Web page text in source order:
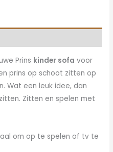
Prins kinder sofa voor
prins op schoot zitten op
Wat een leuk idee, dan
Zitten en spelen met
om op te spelen of tv te